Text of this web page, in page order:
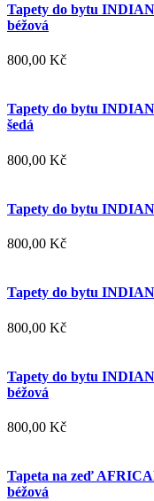
Tapety do bytu
béžová
800,00 Kč
Tapety do bytu
šedá
800,00 Kč
Tapety do bytu
800,00 Kč
Tapety do bytu
800,00 Kč
Tapety do bytu
béžová
800,00 Kč
Tapeta na zeď
béžová